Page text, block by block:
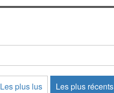
Les plus lus Les plus récents